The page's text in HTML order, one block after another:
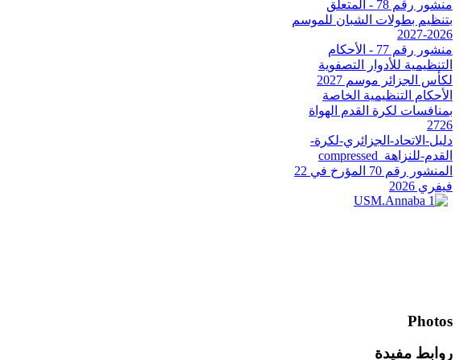
منشور رقم 78 - المتعلق
بتنظيم بطولات الشبان للموسم
2026-2027
منشور رقم 77 - الأحكام
التنظيمية للأدوار التصفوية
لكأس الجزائر موسم 2027
الأحكام التنظيمية الخاصة
بمنافسات لكرة القدم الهواة
2726
دليل-الاتحاد-الجزائري-لكرة-
القدم-للنزاهة_compressed
المنشور رقم 70 المؤرخ في 22
فيفري 2026
Photos
روابط مفيدة